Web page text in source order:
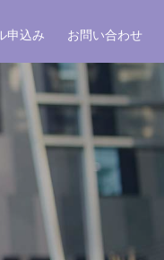
申込み お問い合わせ